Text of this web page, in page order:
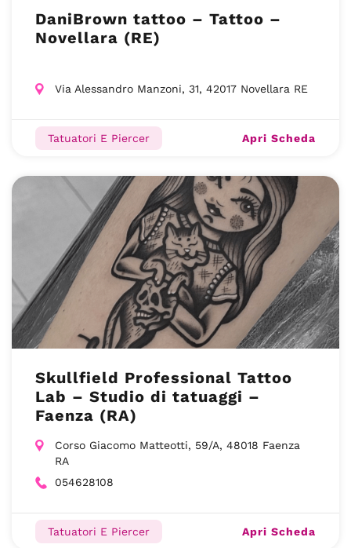
DaniBrown tattoo – Tattoo –
Novellara (RE)
Via Alessandro Manzoni, 31, 42017 Novellara RE
Tatuatori E Piercer Apri Scheda
Skullfield Professional Tattoo
Lab – Studio di tatuaggi –
Faenza (RA)
Corso Giacomo Matteotti, 59/A, 48018 Faenza
RA
054628108
Tatuatori E Piercer Apri Scheda